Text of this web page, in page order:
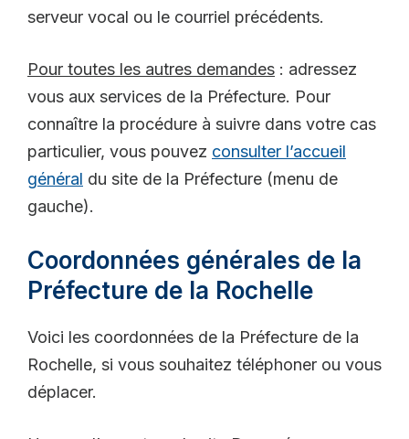
serveur vocal ou le courriel précédents.
Pour toutes les autres demandes : adressez
vous aux services de la Préfecture. Pour
connaître la procédure à suivre dans votre cas
particulier, vous pouvez consulter l’accueil
général du site de la Préfecture (menu de
gauche).
Coordonnées générales de la
Préfecture de la Rochelle
Voici les coordonnées de la Préfecture de la
Rochelle, si vous souhaitez téléphoner ou vous
déplacer.